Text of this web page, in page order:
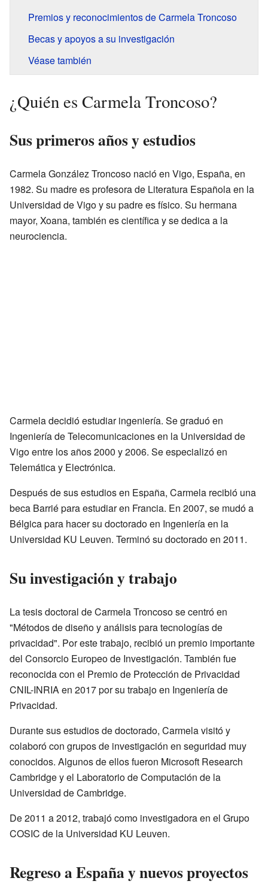
Premios y reconocimientos de Carmela Troncoso
Becas y apoyos a su investigación
Véase también
¿Quién es Carmela Troncoso?
Sus primeros años y estudios
Carmela González Troncoso nació en Vigo, España, en
1982. Su madre es profesora de Literatura Española en la
Universidad de Vigo y su padre es físico. Su hermana
mayor, Xoana, también es científica y se dedica a la
neurociencia.
Carmela decidió estudiar ingeniería. Se graduó en
Ingeniería de Telecomunicaciones en la Universidad de
Vigo entre los años 2000 y 2006. Se especializó en
Telemática y Electrónica.
Después de sus estudios en España, Carmela recibió una
beca Barrié para estudiar en Francia. En 2007, se mudó a
Bélgica para hacer su doctorado en Ingeniería en la
Universidad KU Leuven. Terminó su doctorado en 2011.
Su investigación y trabajo
La tesis doctoral de Carmela Troncoso se centró en
"Métodos de diseño y análisis para tecnologías de
privacidad". Por este trabajo, recibió un premio importante
del Consorcio Europeo de Investigación. También fue
reconocida con el Premio de Protección de Privacidad
CNIL-INRIA en 2017 por su trabajo en Ingeniería de
Privacidad.
Durante sus estudios de doctorado, Carmela visitó y
colaboró con grupos de investigación en seguridad muy
conocidos. Algunos de ellos fueron Microsoft Research
Cambridge y el Laboratorio de Computación de la
Universidad de Cambridge.
De 2011 a 2012, trabajó como investigadora en el Grupo
COSIC de la Universidad KU Leuven.
Regreso a España y nuevos proyectos